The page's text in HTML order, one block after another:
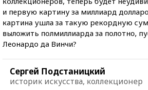
и первую картину за миллиард
картина ушла за такую рекордную
выложить полмиллиарда за полотно,
Леонардо да Винчи?
Сергей Подстаницкий
историк искусства, коллекционер